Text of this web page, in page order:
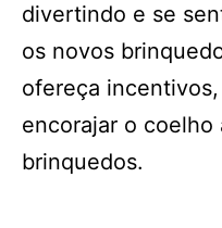
divertindo e se
os novos
ofereça
encorajar o
brinquedos.